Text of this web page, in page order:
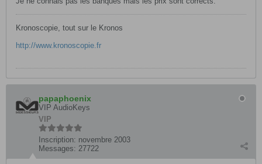
Kronoscopie, tout sur le Kronos
http://www.kronoscopie.fr
papaphoenix
VIP AudioKeys
VIP
Inscription: novembre 2003
Messages: 27722